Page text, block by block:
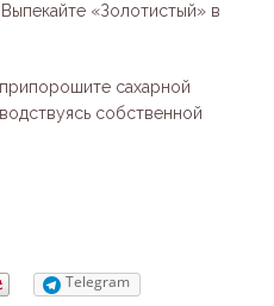
«Золотистый» в
сахарной
собственной
Telegram